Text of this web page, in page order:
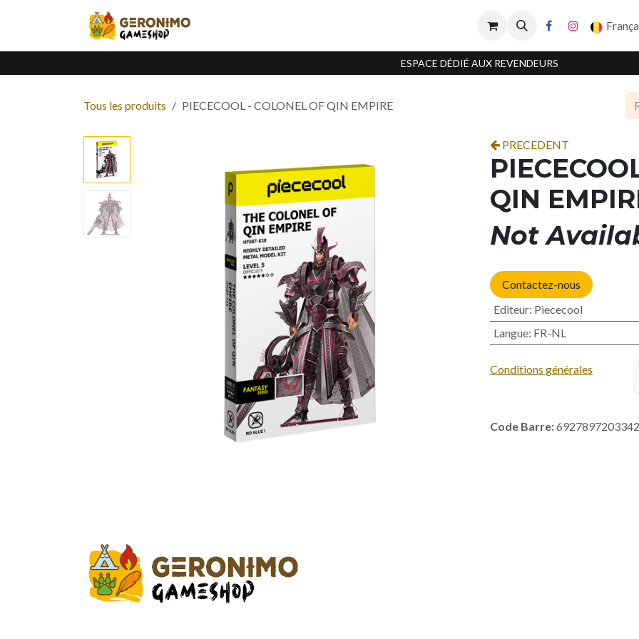
ESPACE DÉDIÉ AUX REVENDEURS
Tous les produits PIECECOOL - COLONEL OF QIN EMPIRE
PRECEDENT
QIN
Not
Contactez-nous
Editeur: Piececool
Langue: FR-NL
Conditions générales
Code Barre:6927897203342